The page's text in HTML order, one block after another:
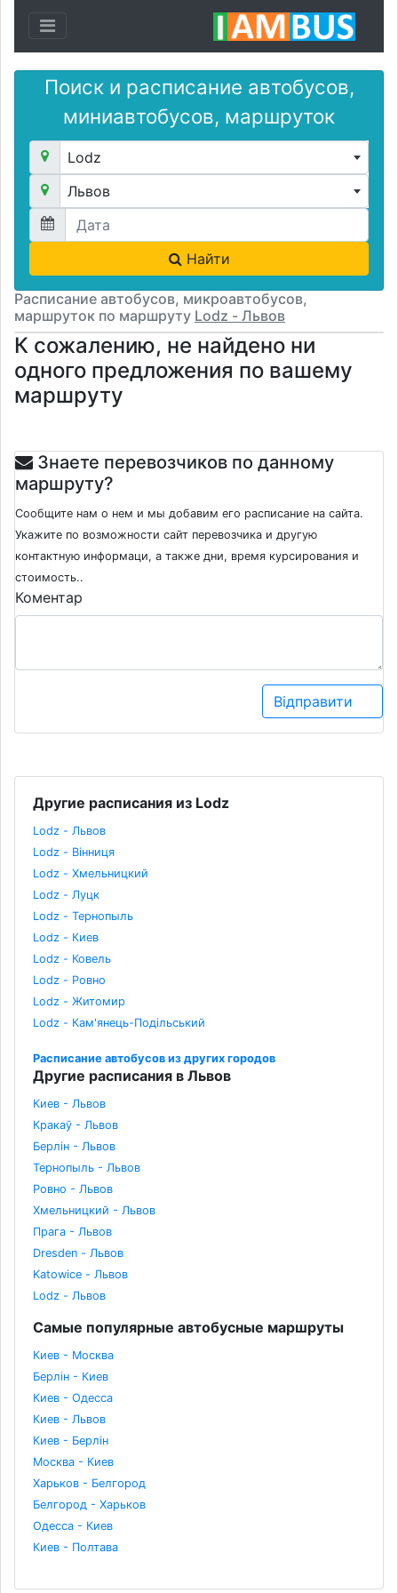
Toggle navigation
Поиск и расписание автобусов,
миниавтобусов, маршруток
Lodz
Львов
Найти
Расписание автобусов, микроавтобусов,
маршруток по маршруту Lodz - Львов
К сожалению, не найдено ни
одного предложения по вашему
маршруту
Знаете перевозчиков по данному
маршруту?
Сообщите нам о нем и мы добавим его расписание на сайта.
Укажите по возможности сайт перевозчика и другую
контактную информаци, а также дни, время курсирования и
стоимость..
Коментар
Відправити
Другие расписания из Lodz
Lodz - Львов
Lodz - Вінниця
Lodz - Хмельницкий
Lodz - Луцк
Lodz - Тернопыль
Lodz - Киев
Lodz - Ковель
Lodz - Ровно
Lodz - Житомир
Lodz - Кам'янець-Подільський
Расписание автобусов из других городов
Другие расписания в Львов
Киев - Львов
Кракаў - Львов
Берлін - Львов
Тернопыль - Львов
Ровно - Львов
Хмельницкий - Львов
Прага - Львов
Dresden - Львов
Katowice - Львов
Lodz - Львов
Самые популярные автобусные маршруты
Киев - Москва
Берлін - Киев
Киев - Одесса
Киев - Львов
Киев - Берлін
Москва - Киев
Харьков - Белгород
Белгород - Харьков
Одесса - Киев
Киев - Полтава